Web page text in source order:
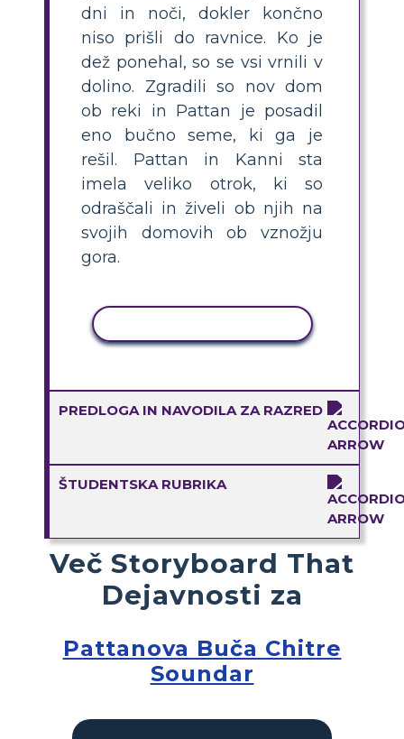
dni in noči, dokler končno
niso prišli do ravnice. Ko je
dež ponehal, so se vsi vrnili v
dolino. Zgradili so nov dom
ob reki in Pattan je posadil
eno bučno seme, ki ga je
rešil. Pattan in Kanni sta
imela veliko otrok, ki so
odraščali in živeli ob njih na
svojih domovih ob vznožju
gora.
PREDLOGA IN NAVODILA ZA RAZRED
ŠTUDENTSKA RUBRIKA
Več Storyboard That
Dejavnosti za
Pattanova Buča Chitre
Soundar